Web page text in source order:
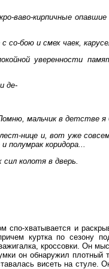
ваво-кирпичные
со-бою и смех чаек,
уверенности
де-
мальчик в детстве я
нице и, вот уже
коридора...
колотя в дверь.
спо-хватывается и
куртка по сезону
кроссовки. Он
он обнаружил
висеть на стуле.